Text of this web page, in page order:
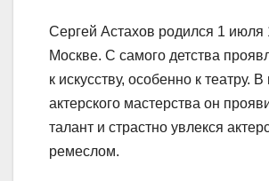
Сергей Астахов родился 1 июля
Москве. С самого детства
к искусству, особенно к театру.
актерского мастерства он
талант и страстно увлекся
ремеслом.